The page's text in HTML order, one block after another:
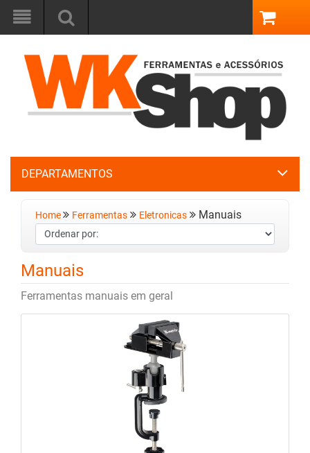
DEPARTAMENTOS
Home Ferramentas Eletronicas Manuais
Manuais
Ferramentas manuais em geral